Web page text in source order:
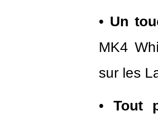
• Un
MK4
sur les
• Tout